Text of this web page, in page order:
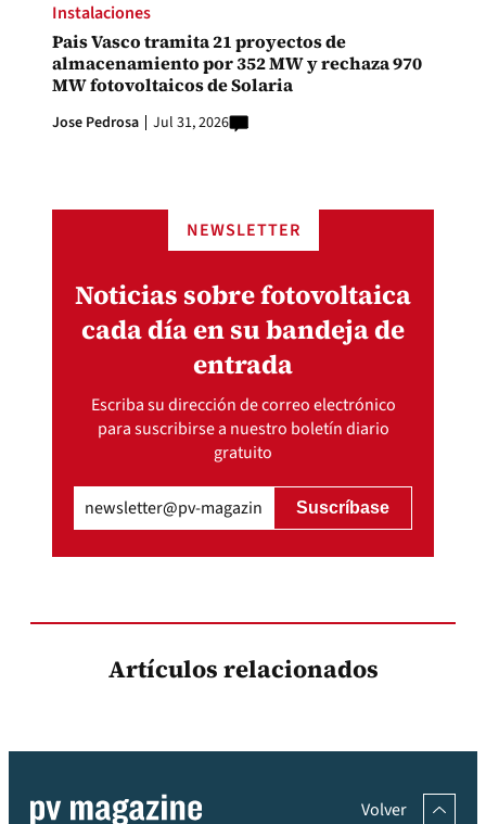
Instalaciones
Pais Vasco tramita 21 proyectos de
almacenamiento por 352 MW y rechaza 970
MW fotovoltaicos de Solaria
Jose Pedrosa Jul 31, 2026
NEWSLETTER
Noticias sobre fotovoltaica
cada día en su bandeja de
entrada
Escriba su dirección de correo electrónico
para suscribirse a nuestro boletín diario
gratuito
(Obligatorio)
Artículos relacionados
Volver